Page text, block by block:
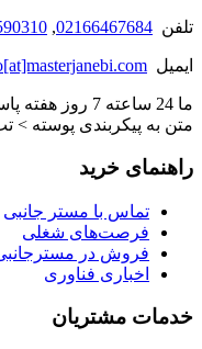
تلفن 02166467684
,
ایمیل
ما 24 ساعته 7
متن به پیکربندی پوسته >
راهنمای خرید
تماس با مستر جانبی
فرصت‌های شغلی
فروش در
اخباری فناوری
خدمات مشتریان